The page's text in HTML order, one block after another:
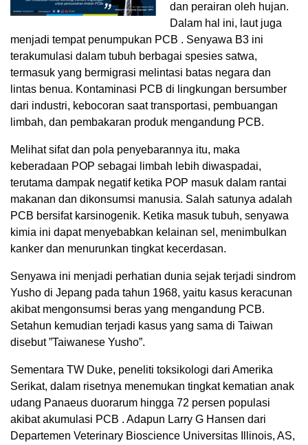
dan perairan oleh hujan.
Dalam hal ini, laut juga
menjadi tempat penumpukan PCB . Senyawa B3 ini
terakumulasi dalam tubuh berbagai spesies satwa,
termasuk yang bermigrasi melintasi batas negara dan
lintas benua. Kontaminasi PCB di lingkungan bersumber
dari industri, kebocoran saat transportasi, pembuangan
limbah, dan pembakaran produk mengandung PCB.
Melihat sifat dan pola penyebarannya itu, maka
keberadaan POP sebagai limbah lebih diwaspadai,
terutama dampak negatif ketika POP masuk dalam rantai
makanan dan dikonsumsi manusia. Salah satunya adalah
PCB bersifat karsinogenik. Ketika masuk tubuh, senyawa
kimia ini dapat menyebabkan kelainan sel, menimbulkan
kanker dan menurunkan tingkat kecerdasan.
Senyawa ini menjadi perhatian dunia sejak terjadi sindrom
Yusho di Jepang pada tahun 1968, yaitu kasus keracunan
akibat mengonsumsi beras yang mengandung PCB.
Setahun kemudian terjadi kasus yang sama di Taiwan
disebut ”Taiwanese Yusho”.
Sementara TW Duke, peneliti toksikologi dari Amerika
Serikat, dalam risetnya menemukan tingkat kematian anak
udang Panaeus duorarum hingga 72 persen populasi
akibat akumulasi PCB . Adapun Larry G Hansen dari
Departemen Veterinary Bioscience Universitas Illinois, AS,